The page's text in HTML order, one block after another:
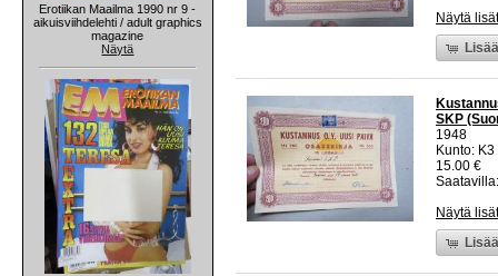
Erotiikan Maailma 1990 nr 9 -
aikuisviihdelehti / adult graphics
magazine
Näytä
Näytä
SKP
1948
Kunto:
15.00 €
Näytä